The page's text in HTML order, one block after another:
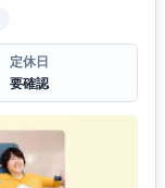
定休日
要確認